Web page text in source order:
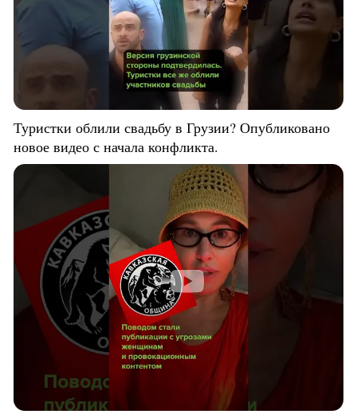
Туристки облили свадьбу в Грузии? Опубликовано
новое видео с начала конфликта.